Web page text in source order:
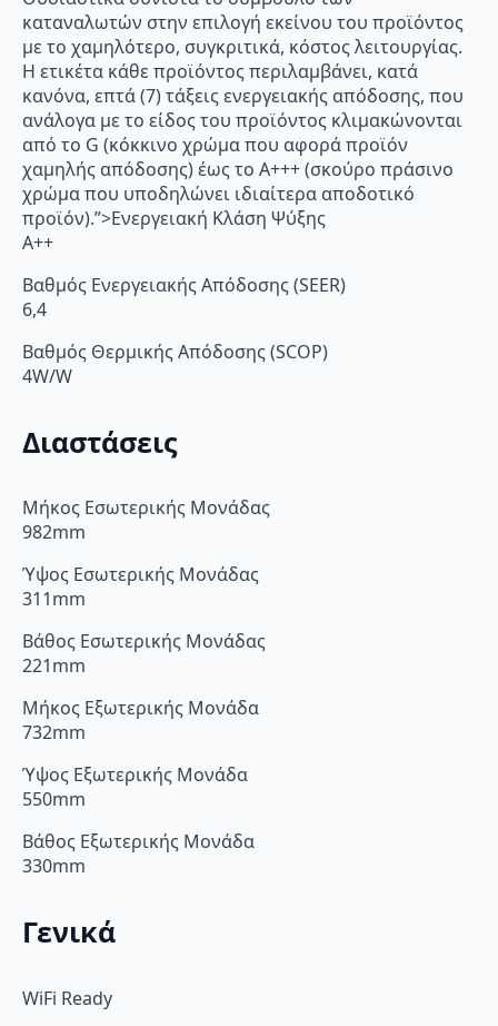
καταναλωτών στην επιλογή εκείνου του προϊόντος
με το χαμηλότερο, συγκριτικά, κόστος λειτουργίας.
Η ετικέτα κάθε προϊόντος περιλαμβάνει, κατά
κανόνα, επτά (7) τάξεις ενεργειακής απόδοσης, που
ανάλογα με το είδος του προϊόντος κλιμακώνονται
από το G (κόκκινο χρώμα που αφορά προϊόν
χαμηλής απόδοσης) έως το Α+++ (σκούρο πράσινο
χρώμα που υποδηλώνει ιδιαίτερα αποδοτικό
προϊόν).”>Ενεργειακή Κλάση Ψύξης
A++
Βαθμός Ενεργειακής Απόδοσης (SEER)
6,4
Βαθμός Θερμικής Απόδοσης (SCOP)
4W/W
Διαστάσεις
Μήκος Εσωτερικής Μονάδας
982mm
Ύψος Εσωτερικής Μονάδας
311mm
Βάθος Εσωτερικής Μονάδας
221mm
Μήκος Εξωτερικής Μονάδα
732mm
Ύψος Εξωτερικής Μονάδα
550mm
Βάθος Εξωτερικής Μονάδα
330mm
Γενικά
WiFi Ready